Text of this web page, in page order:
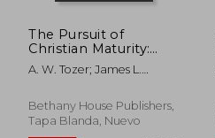
The Pursuit of
Christian Maturity:
Flourishing in the
Grace and Knowledge
A. W. Tozer; James L.
Bethany House Publishers,
Tapa Blanda, Nuevo